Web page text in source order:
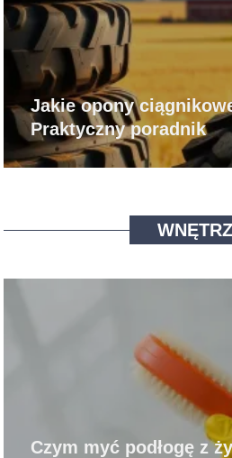
Jakie opony
Praktyczny poradnik
Czym myć podłogę z